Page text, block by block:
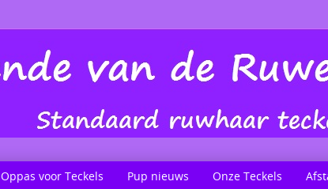
Oppas voor Teckels Pup nieuws Onze Teckels